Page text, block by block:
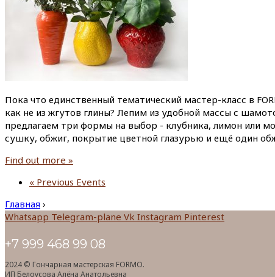
Пока что единственный тематический мастер-класс в
как не из жгутов глины? Лепим из удобной массы с
предлагаем три формы на выбор - клубника, лимон или
сушку, обжиг, покрытие цветной глазурью и ещё один
Find out more »
« Previous Events
Главная ›
Whatsapp Telegram-plane Vk Instagram Pinterest
+7 999 468 99 08
2024 © Гончарная мастерская FORMO.
ИП Белоусова Алёна Анатольевна